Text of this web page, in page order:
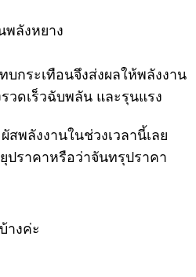
พลังหยาง
บกระเทือนจึงส่งผลให้พลังงาน
วดเร็วฉับพลัน และรุนแรง
พลังงานในช่วงเวลานี้เลย
ปราคาหรือว่าจันทรุปราคา
างค่ะ